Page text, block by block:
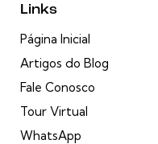
Links
Página Inicial
Artigos do Blog
Fale Conosco
Tour Virtual
WhatsApp